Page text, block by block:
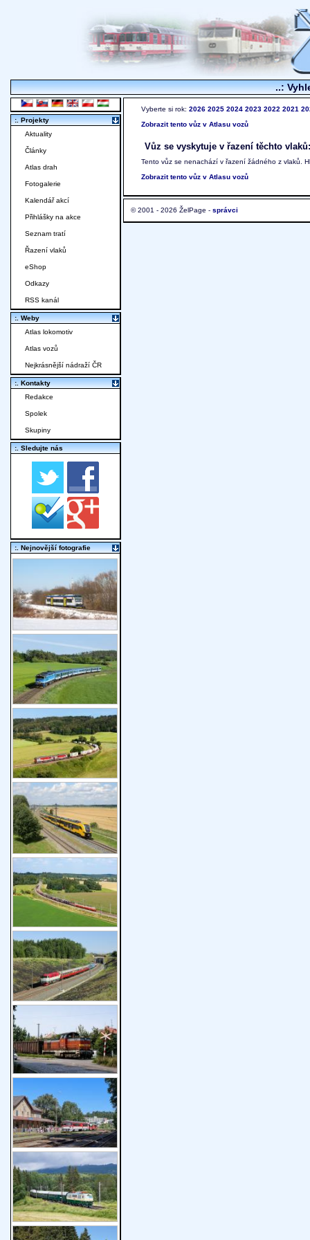
..:
Vyberte si rok: 2026 2025 2024 2023 2022 2021
Zobrazit tento vůz v Atlasu vozů
Vůz se vyskytuje v řazení těchto vlaků:
Tento vůz se nenachází v řazení žádného z vlaků.
Zobrazit tento vůz v Atlasu vozů
© 2001 - 2026 ŽelPage - správci
:. Projekty
Aktuality
Články
Atlas drah
Fotogalerie
Kalendář akcí
Přihlášky na akce
Seznam tratí
Řazení vlaků
eShop
Odkazy
RSS kanál
:. Weby
Atlas lokomotiv
Atlas vozů
Nejkrásnější nádraží ČR
:. Kontakty
Redakce
Spolek
Skupiny
:. Sledujte nás
:. Nejnovější fotografie